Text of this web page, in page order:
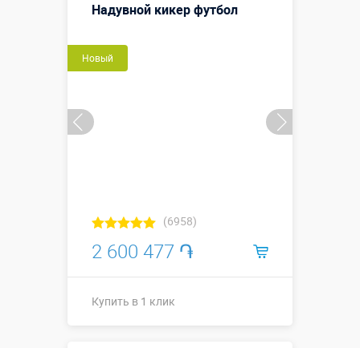
Надувной кикер футбол
Новый
(6958)
2 600 477 ֏
Купить в 1 клик